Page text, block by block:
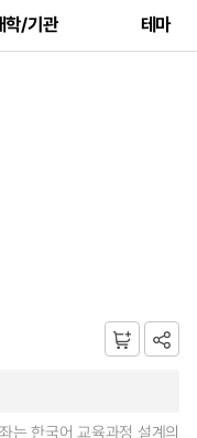
학/기관 테마
는 한국어 교육과정 설계의